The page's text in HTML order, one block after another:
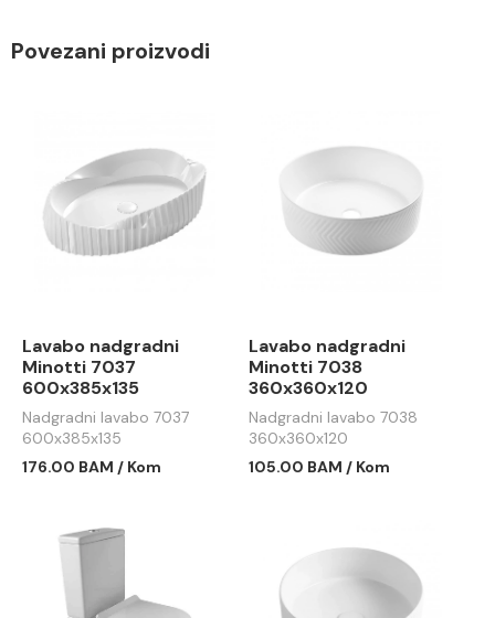
Povezani proizvodi
Lavabo nadgradni
Minotti 7037
600x385x135
Nadgradni lavabo 7037
600x385x135
176.00 BAM / Kom
Lavabo nadgradni
Minotti 7038
360x360x120
Nadgradni lavabo 7038
360x360x120
105.00 BAM / Kom